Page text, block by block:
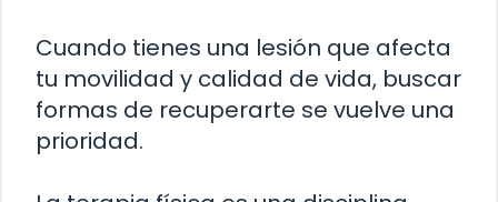
Cuando tienes una lesión que afecta
tu movilidad y calidad de vida, buscar
formas de recuperarte se vuelve una
prioridad.